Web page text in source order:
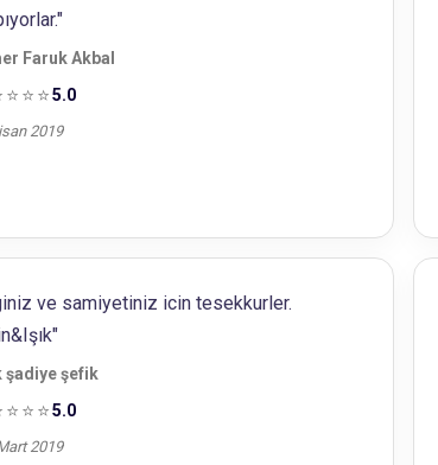
Faruk Akbal
5.0
2019
ve samiyetiniz icin tesekkurler.
şadiye şefik
5.0
2019